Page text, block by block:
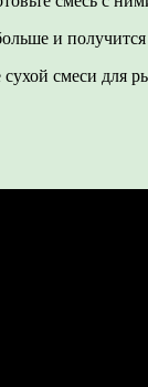
и получится
сухой смеси для